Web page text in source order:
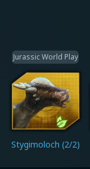
Jurassic World Play
Stygimoloch (2/2)